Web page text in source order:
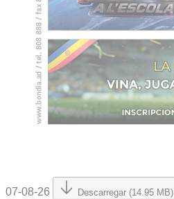
07-08-26 Descarregar (14.95 MB)